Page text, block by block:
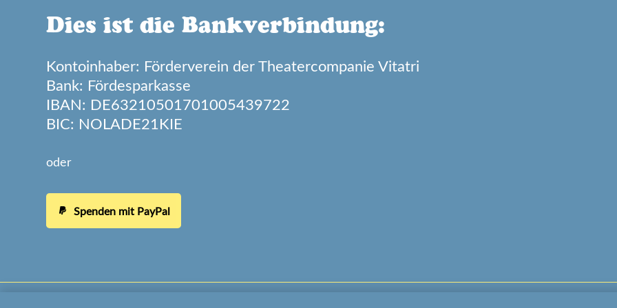
Dies ist die Bankverbindung:
Kontoinhaber: Förderverein der Theatercompanie Vitatri
Bank: Fördesparkasse
IBAN: DE63210501701005439722
BIC: NOLADE21KIE
oder
paypal Spenden mit PayPal